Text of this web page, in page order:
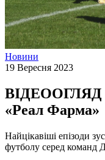
Новини
19 Вересня 2023
ВІДЕООГЛЯД
«Реал Фарма»
Найцікавіші епізоди
футболу серед команд